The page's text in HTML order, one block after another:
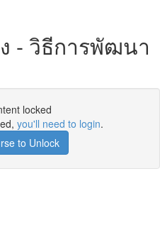
- วิธีการพัฒนา
locked
you'll need to login.
to Unlock